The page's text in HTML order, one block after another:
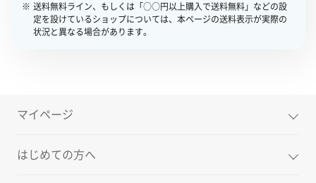
送料無料ライン、もしくは「○○円以上購入で送料無料」などの設
定を設けているショップについては、本ページの送料表示が実際の
状況と異なる場合があります。
マイページ
はじめての方へ